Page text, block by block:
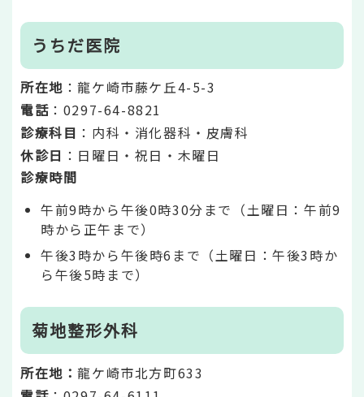
うちだ医院
所在地 ：龍ケ崎市藤ケ丘4-5-3
電話 ：0297-64-8821
診療科目 ：内科・消化器科・皮膚科
休診日 ：日曜日・祝日・木曜日
診療時間
午前9時から午後0時30分まで（土曜日：午前9
時から正午まで）
午後3時から午後時6まで（土曜日：午後3時か
ら午後5時まで）
菊地整形外科
所在地：龍ケ崎市北方町633